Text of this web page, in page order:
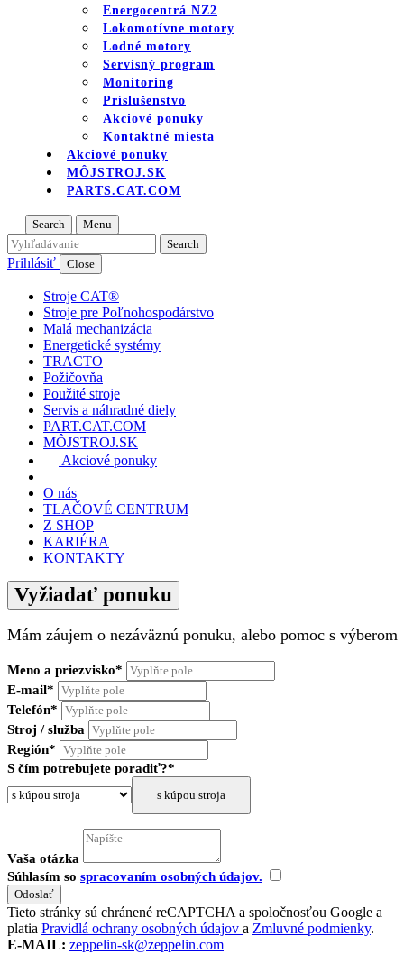
Energocentrá NZ2
Lokomotívne motory
Lodné motory
Servisný program
Monitoring
Príslušenstvo
Akciové ponuky
Kontaktné miesta
Akciové ponuky
MÔJSTROJ.SK
PARTS.CAT.COM
Search Menu
Prihlásiť Close
Stroje CAT®
Stroje pre Poľnohospodárstvo
Malá mechanizácia
Energetické systémy
TRACTO
Požičovňa
Použité stroje
Servis a náhradné diely
PART.CAT.COM
MÔJSTROJ.SK
Akciové ponuky
O nás
TLAČOVÉ CENTRUM
Z SHOP
KARIÉRA
KONTAKTY
Vyžiadať ponuku
Mám záujem o nezáväznú ponuku, alebo pomoc s výberom
Meno a priezvisko*
E-mail*
Telefón*
Stroj / služba
Región*
S čím potrebujete poradiť?*
s kúpou stroja
Vaša otázka
Súhlasím so spracovaním osobných údajov.
Tieto stránky sú chránené reCAPTCHA a spoločnosťou Google a
platia Pravidlá ochrany osobných údajov a Zmluvné podmienky.
E-MAIL: zeppelin-sk@zeppelin.com